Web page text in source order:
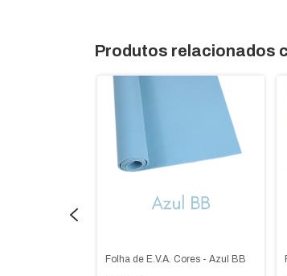
Produtos relacionados
Folha de E.V.A. Cores - Azul BB